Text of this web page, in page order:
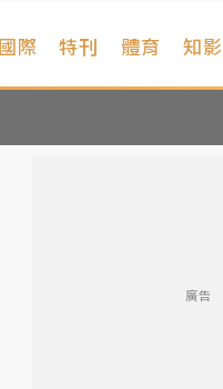
國際 特刊 體育 知影
廣告